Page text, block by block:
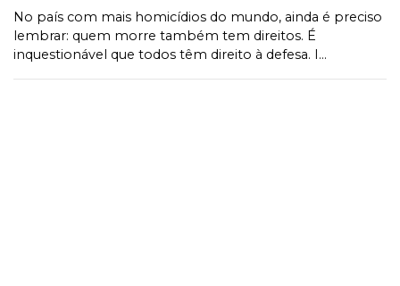
No país com mais homicídios do mundo, ainda é preciso
lembrar: quem morre também tem direitos. É
inquestionável que todos têm direito à defesa. I...